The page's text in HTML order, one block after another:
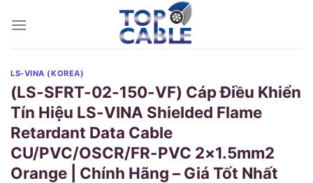
LS-VINA (KOREA)
(LS-SFRT-02-150-VF) Cáp Điều Khiển
Tín Hiệu LS-VINA Shielded Flame
Retardant Data Cable
CU/PVC/OSCR/FR-PVC 2×1.5mm2
Orange | Chính Hãng – Giá Tốt Nhất